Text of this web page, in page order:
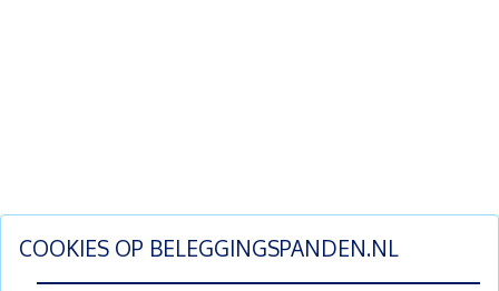
COOKIES OP BELEGGINGSPANDEN.NL